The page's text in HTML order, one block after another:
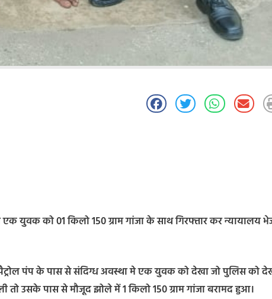
एक युवक को 01 किलो 150 ग्राम गांजा के साथ गिरफ्तार कर न्यायालय
पंप के पास से संदिग्ध अवस्था मे एक युवक को देखा जो पुलिस को
उसके पास से मौजूद झोले में 1 किलो 150 ग्राम गांजा बरामद हुआ।